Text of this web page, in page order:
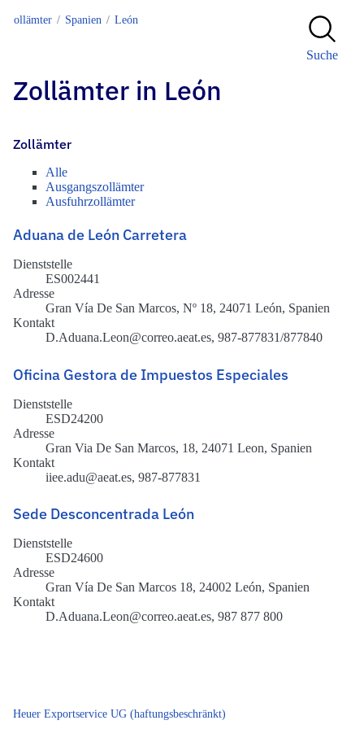
Zollämter Spanien León
Suche
Zollämter in León
Zollämter
Alle
Ausgangszollämter
Ausfuhrzollämter
Aduana de León Carretera
Dienststelle
ES002441
Adresse
Gran Vía De San Marcos, Nº 18, 24071 León, Spanien
Kontakt
D.Aduana.Leon@correo.aeat.es, 987-877831/877840
Oficina Gestora de Impuestos Especiales
Dienststelle
ESD24200
Adresse
Gran Via De San Marcos, 18, 24071 Leon, Spanien
Kontakt
iiee.adu@aeat.es, 987-877831
Sede Desconcentrada León
Dienststelle
ESD24600
Adresse
Gran Vía De San Marcos 18, 24002 León, Spanien
Kontakt
D.Aduana.Leon@correo.aeat.es, 987 877 800
Heuer Exportservice UG (haftungsbeschränkt)